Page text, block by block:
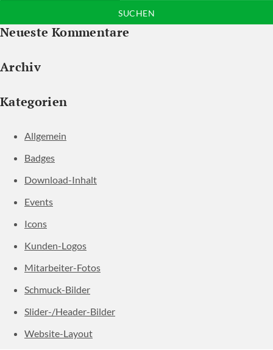
Neueste Kommentare
Archiv
Kategorien
Allgemein
Badges
Download-Inhalt
Events
Icons
Kunden-Logos
Mitarbeiter-Fotos
Schmuck-Bilder
Slider-/Header-Bilder
Website-Layout